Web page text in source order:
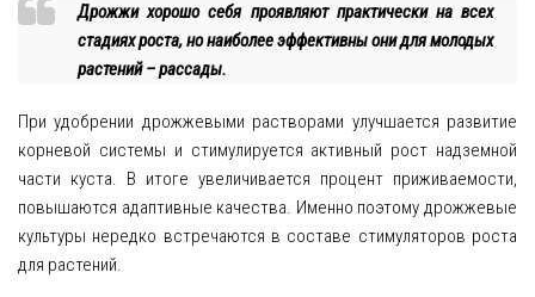
Дрожжи хорошо себя проявляют практически на всех
стадиях роста, но наиболее эффективны они для молодых
растений – рассады.
При удобрении дрожжевыми растворами улучшается развитие
корневой системы и стимулируется активный рост надземной
части куста. В итоге увеличивается процент приживаемости,
повышаются адаптивные качества. Именно поэтому дрожжевые
культуры нередко встречаются в составе стимуляторов роста
для растений.